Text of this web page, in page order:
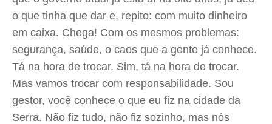
o que tinha que dar e, repito: com muito dinheiro
em caixa. Chega! Com os mesmos problemas:
segurança, saúde, o caos que a gente já conhece.
Tá na hora de trocar. Sim, tá na hora de trocar.
Mas vamos trocar com responsabilidade. Sou
gestor, você conhece o que eu fiz na cidade da
Serra. Não fiz tudo, não fiz sozinho, mas nós